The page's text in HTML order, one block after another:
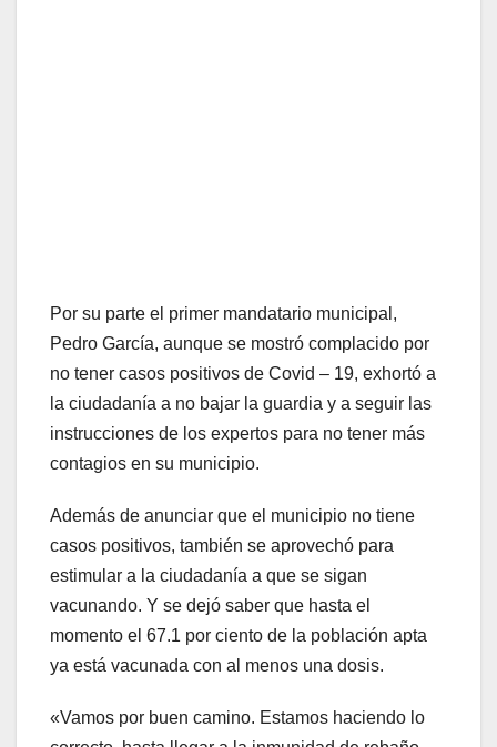
Por su parte el primer mandatario municipal,
Pedro García, aunque se mostró complacido por
no tener casos positivos de Covid – 19, exhortó a
la ciudadanía a no bajar la guardia y a seguir las
instrucciones de los expertos para no tener más
contagios en su municipio.
Además de anunciar que el municipio no tiene
casos positivos, también se aprovechó para
estimular a la ciudadanía a que se sigan
vacunando. Y se dejó saber que hasta el
momento el 67.1 por ciento de la población apta
ya está vacunada con al menos una dosis.
«Vamos por buen camino. Estamos haciendo lo